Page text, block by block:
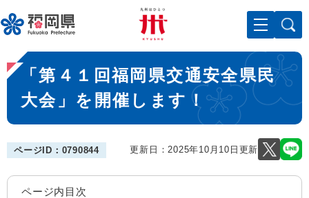
ー
ジ
先
頭
。
メニューを飛ばして本文へ
本
文
「第４１回福岡県交通安全県民
大会」を開催します！
ページID：0790844 更新日：2025年10月10日更新
ページ内目次